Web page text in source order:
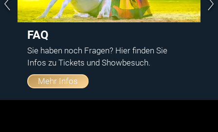
FAQ
Sie haben noch Fragen? Hier finden Sie
Infos zu Tickets und Showbesuch.
Mehr Infos